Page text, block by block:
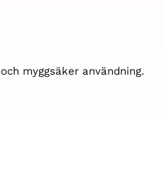
myggsäker användning.